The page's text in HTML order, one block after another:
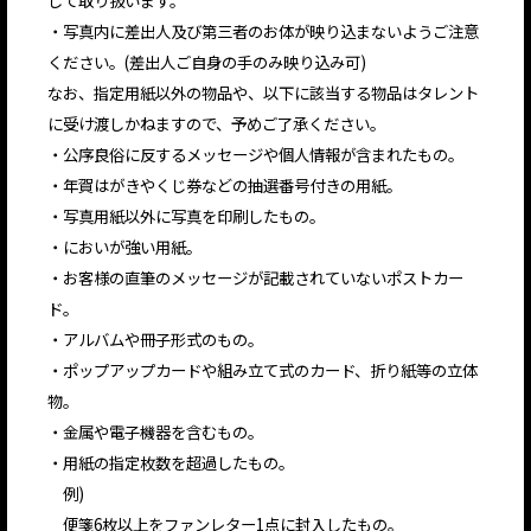
・写真内に差出人及び第三者のお体が映り込まないようご注意
ください。(差出人ご自身の手のみ映り込み可)
なお、指定用紙以外の物品や、以下に該当する物品はタレント
に受け渡しかねますので、予めご了承ください。
・公序良俗に反するメッセージや個人情報が含まれたもの。
・年賀はがきやくじ券などの抽選番号付きの用紙。
・写真用紙以外に写真を印刷したもの。
・においが強い用紙。
・お客様の直筆のメッセージが記載されていないポストカー
ド。
・アルバムや冊子形式のもの。
・ポップアップカードや組み立て式のカード、折り紙等の立体
物。
・金属や電子機器を含むもの。
・用紙の指定枚数を超過したもの。
例)
便箋6枚以上をファンレター1点に封入したもの。